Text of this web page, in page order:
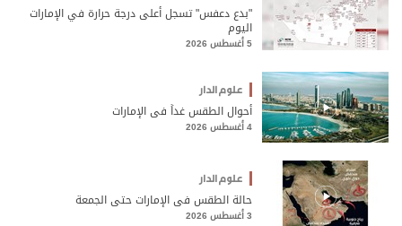
"بدع دعفس" تسجل أعلى درجة حرارة في الإمارات
اليوم
5 أغسطس 2026
علوم الدار
أحوال الطقس غداً في الإمارات
4 أغسطس 2026
علوم الدار
حالة الطقس في الإمارات حتى الجمعة
3 أغسطس 2026